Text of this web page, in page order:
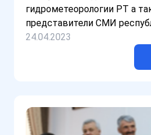
гидрометеорологии РТ а
представители СМИ
24.04.2023